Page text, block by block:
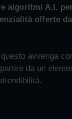
algoritmi A.I.
offerte
avvenga
da un